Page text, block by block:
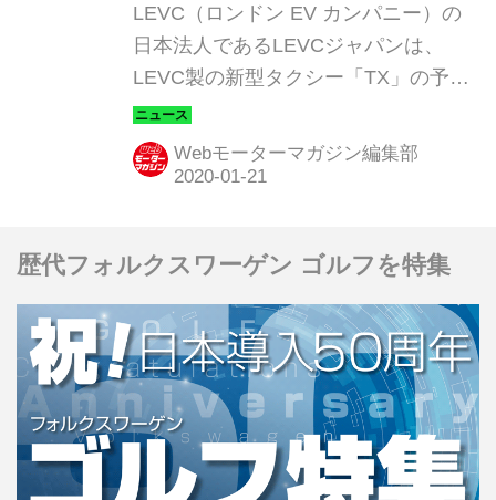
LEVC（ロンドン EV カンパニー）の
日本法人であるLEVCジャパンは、
LEVC製の新型タクシー「TX」の予約
注文の受付を2020年2月1日より開始す
る。ユーザーへのデリバリーは2020年
6月ごろを予定している。
Webモーターマガジン編集部
歴代フォルクスワーゲン ゴルフを特集